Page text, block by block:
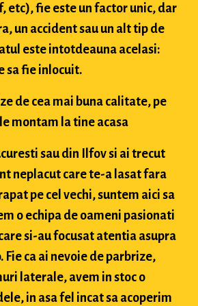
etc), fie este un factor unic, dar
un accident sau un alt tip de
este intotdeauna acelasi:
sa fie inlocuit.
de cea mai buna calitate, pe
montam la tine acasa
sau din Ilfov si ai trecut
neplacut care te-a lasat fara
pe cel vechi, suntem aici sa
o echipa de oameni pasionati
si-au focusat atentia asupra
ca ai nevoie de parbrize,
laterale, avem in stoc o
in asa fel incat sa acoperim